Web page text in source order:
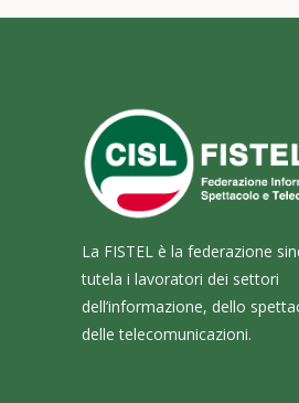
La FISTEL è la federazione
tutela i lavoratori dei settori
dell’informazione, dello
delle telecomunicazioni.